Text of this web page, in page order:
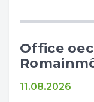
Office
11.08.2026